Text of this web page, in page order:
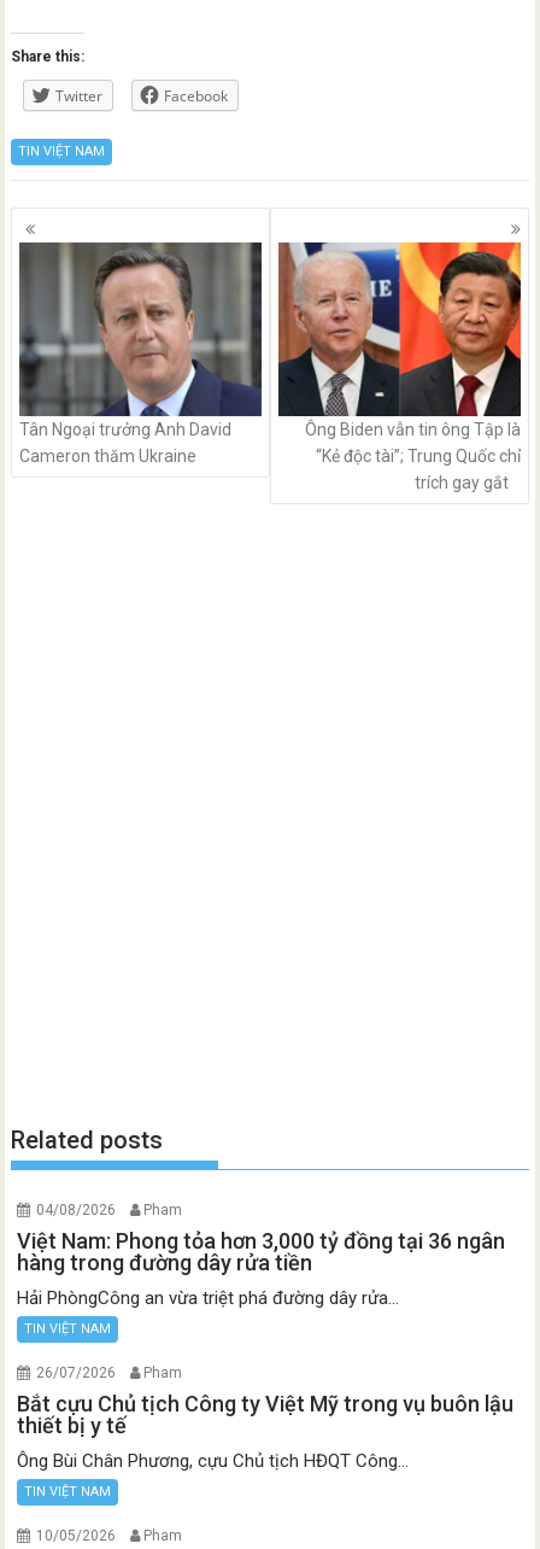
Share this:
Twitter Facebook
TIN VIỆT NAM
Posts
navigation
Tân Ngoại trưởng Anh David
Cameron thăm Ukraine
Ông Biden vẫn tin ông Tập là
“Kẻ độc tài”; Trung Quốc chỉ
trích gay gắt
Related posts
04/08/2026 Pham
Việt Nam: Phong tỏa hơn 3,000 tỷ đồng tại 36 ngân
hàng trong đường dây rửa tiền
Hải PhòngCông an vừa triệt phá đường dây rửa...
TIN VIỆT NAM
26/07/2026 Pham
Bắt cựu Chủ tịch Công ty Việt Mỹ trong vụ buôn lậu
thiết bị y tế
Ông Bùi Chân Phương, cựu Chủ tịch HĐQT Công...
TIN VIỆT NAM
10/05/2026 Pham